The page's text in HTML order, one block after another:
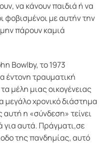
να κάνουν παιδιά ή να
φοβισμένοι με αυτήν την
πάρουν καμιά
Bowlby, το 1973
έντονη τραυματική
μέλη μιας οικογένειας
μεγάλο χρονικό διάστημα
η «σύνδεση» τείνει
για αυτά. Πράγματι,σε
της πανδημίας, αυτό